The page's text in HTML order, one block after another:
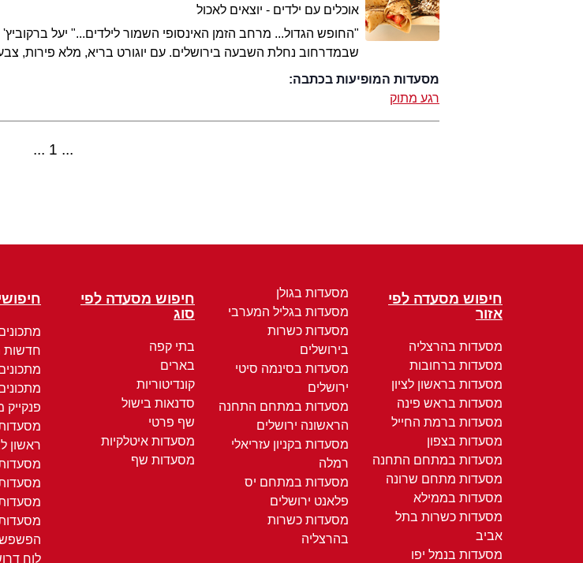
אוכלים עם ילדים - יוצאים לאכול
"החופש הגדול... מרחב הזמן האינסופי השמור לילדים..." יעל
שבמדרחוב נחלת השבעה בירושלים. עם יוגורט בריא, מלא פירות,
מסעדות המופיעות בכתבה:
רגע מתוק
1
חיפוש מסעדה לפי
אזור
מסעדות בהרצליה
מסעדות ברחובות
מסעדות בראשון לציון
מסעדות בראש פינה
מסעדות ברמת החייל
מסעדות בצפון
מסעדות במתחם התחנה
מסעדות מתחם שרונה
מסעדות בממילא
מסעדות כשרות בתל
אביב
מסעדות בנמל יפו
מסעדות בגולן
מסעדות בגליל המערבי
מסעדות כשרות
בירושלים
מסעדות בסינמה סיטי
ירושלים
מסעדות במתחם התחנה
הראשונה ירושלים
מסעדות בקניון עזריאלי
רמלה
מסעדות במתחם יס
פלאנט ירושלים
מסעדות כשרות
בהרצליה
חיפוש מסעדה לפי
סוג
בתי קפה
בארים
קונדיטוריות
סדנאות בישול
שף פרטי
מסעדות איטלקיות
מסעדות שף
חדשות
פנקייק
ראשון
מסעדות
לוח